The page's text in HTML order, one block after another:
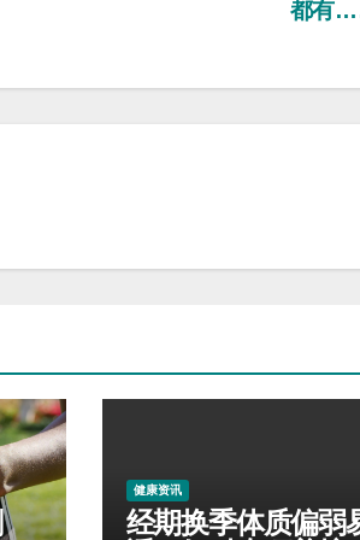
都有
健康资讯
经期换季体质偏弱